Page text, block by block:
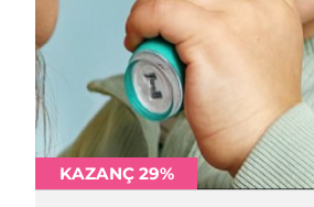
KAZANÇ 29%
KAZANÇ 29%
KAZANÇ 29%